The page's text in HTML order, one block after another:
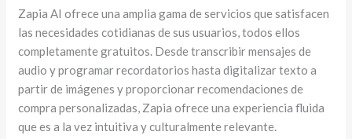
Zapia AI ofrece una amplia gama de servicios que satisfacen
las necesidades cotidianas de sus usuarios, todos ellos
completamente gratuitos. Desde transcribir mensajes de
audio y programar recordatorios hasta digitalizar texto a
partir de imágenes y proporcionar recomendaciones de
compra personalizadas, Zapia ofrece una experiencia fluida
que es a la vez intuitiva y culturalmente relevante.